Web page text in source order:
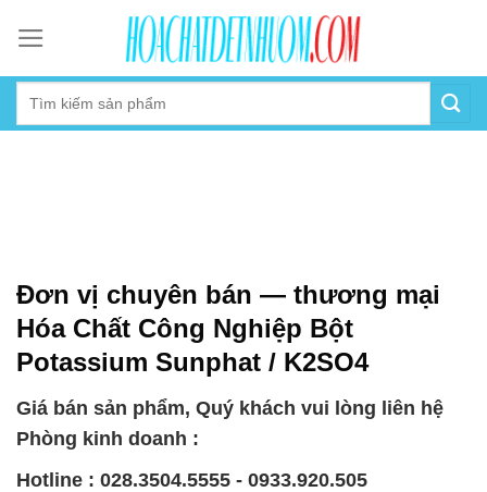
content
Đơn vị chuyên bán — thương mại
Hóa Chất Công Nghiệp Bột
Potassium Sunphat / K2SO4
Giá bán sản phẩm, Quý khách vui lòng liên hệ
Phòng kinh doanh :
Hotline : 028.3504.5555 - 0933.920.505